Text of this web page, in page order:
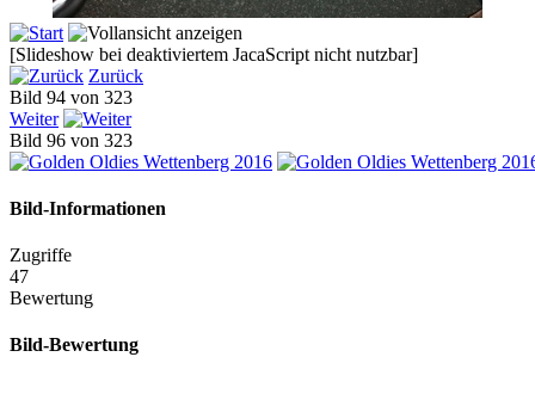
[Slideshow bei deaktiviertem JacaScript nicht nutzbar]
Zurück
Bild 94 von 323
Weiter
Bild 96 von 323
Bild-Informationen
Zugriffe
47
Bewertung
Bild-Bewertung